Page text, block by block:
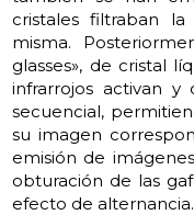
cristales filtraban
misma.
glasses», de cristal
infrarrojos activan y
secuencial,
su imagen
emisión de
obturación de las
efecto de alternancia.